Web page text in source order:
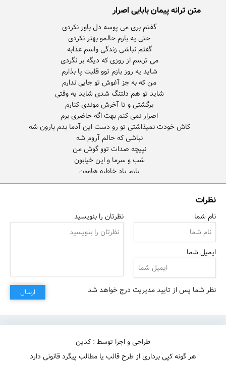
متن ترانه پیمان بابایی اصرار
برو اگه بده حالت پیش من
نظرات
نام شما
ایمیل شما
نظرتان را بنویسید
نظر شما پس از تایید مدیریت درج خواهد شد ارسال
طراحی و اجرا توسط : کدین
هر گونه کپی برداری از طرح قالب یا مطالب پیگرد قانونی دارد